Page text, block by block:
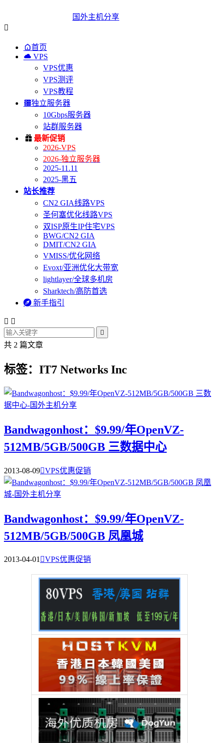
国外主机分享

首页
 VPS
VPS优惠
VPS测评
VPS教程
独立服务器
10Gbps服务器
站群服务器
 最新促销
2026-VPS
2026-独立服务器
2025-11.11
2025-黑五
站长推荐
CN2 GIA线路VPS
圣何塞优化线路VPS
双ISP原生IP住宅VPS
BWG/CN2 GIA
DMIT/CN2 GIA
VMISS/优化网络
Evoxt/亚洲优化大带宽
lightlayer/全球多机房
Sharktech/高防首选
 新手指引
 

共 2 篇文章
标签：IT7 Networks Inc
Bandwagonhost：$9.99/年OpenVZ-
512MB/5GB/500GB 三数据中心
2013-08-09VPS优惠促销
Bandwagonhost：$9.99/年OpenVZ-
512MB/5GB/500GB 凤凰城
2013-04-01VPS优惠促销